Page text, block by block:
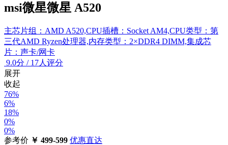
msi微星微星 A520
主芯片组：AMD A520,CPU插槽：Socket AM4,CPU类型：第
三代AMD Ryzen处理器,内存类型：2×DDR4 DIMM,集成芯
片：声卡/网卡
9.0分 / 17人评分
展开
收起
76%
6%
18%
0%
0%
参考价 ￥ 499-599 优惠直达